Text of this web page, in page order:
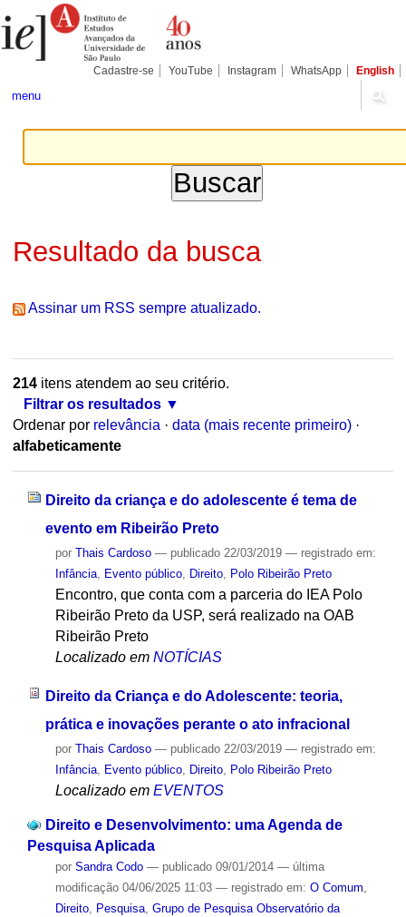
para
conteúdo.
Pessoais
Cadastre-se YouTube Instagram WhatsApp English
menu
Resultado da busca
Assinar um RSS sempre atualizado.
214itens atendem ao seu critério.
Filtrar os resultados
Ordenar por relevância · data (mais recente primeiro) ·
alfabeticamente
Direito da criança e do adolescente é tema de
evento em Ribeirão Preto
por Thais Cardoso — publicado22/03/2019 — registrado em:
Infância, Evento público, Direito, Polo Ribeirão Preto
Encontro, que conta com a parceria do IEA Polo
Ribeirão Preto da USP, será realizado na OAB
Ribeirão Preto
Localizado em NOTÍCIAS
Direito da Criança e do Adolescente: teoria,
prática e inovações perante o ato infracional
por Thais Cardoso — publicado22/03/2019 — registrado em:
Infância, Evento público, Direito, Polo Ribeirão Preto
Localizado em EVENTOS
Direito e Desenvolvimento: uma Agenda de
Pesquisa Aplicada
por Sandra Codo — publicado09/01/2014 — última
modificação04/06/2025 11:03 — registrado em: O Comum,
Direito, Pesquisa, Grupo de Pesquisa Observatório da